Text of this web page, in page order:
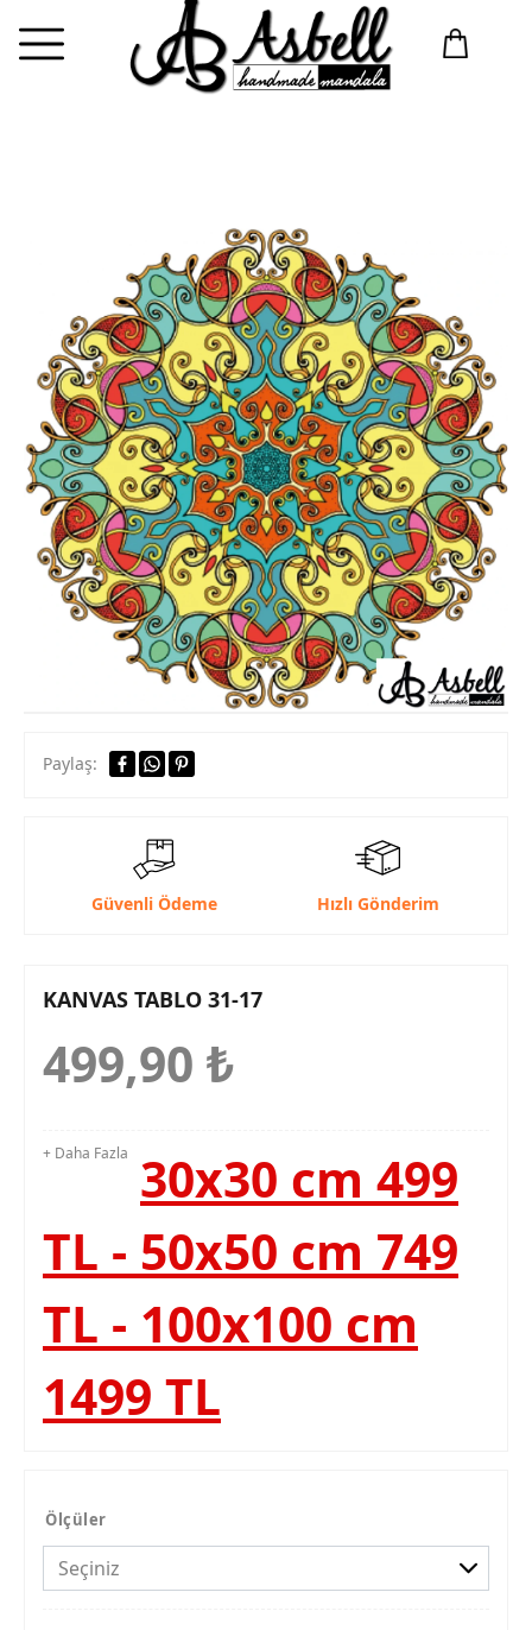
Paylaş:
Güvenli Ödeme Hızlı Gönderim
KANVAS TABLO 31-17
499,90 ₺
+ Daha Fazla
30x30 cm 499
TL - 50x50 cm 749
TL - 100x100 cm
1499 TL
Ölçüler